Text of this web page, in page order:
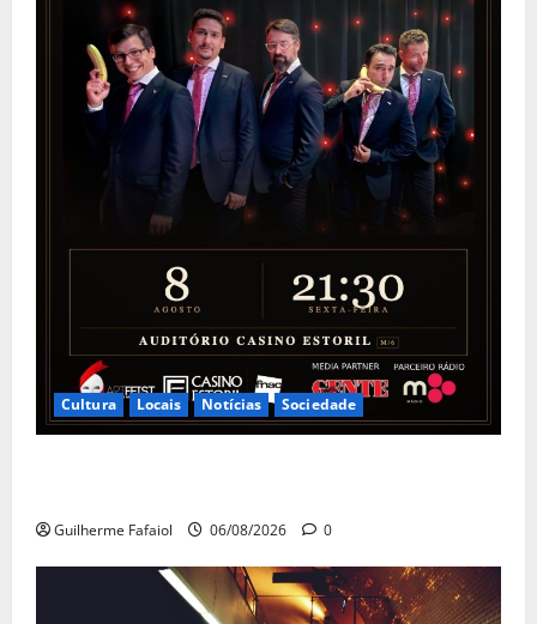
Cultura Locais Notícias Sociedade
Guilherme Fafaiol 06/08/2026 0